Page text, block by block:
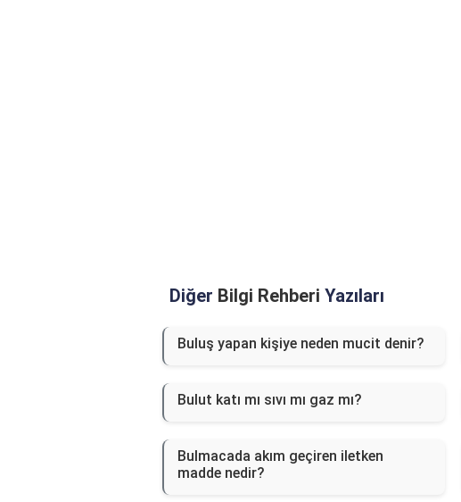
Diğer Bilgi Rehberi Yazıları
Buluş yapan kişiye neden mucit denir?
Bulut katı mı sıvı mı gaz mı?
Bulmacada akım geçiren iletken
madde nedir?